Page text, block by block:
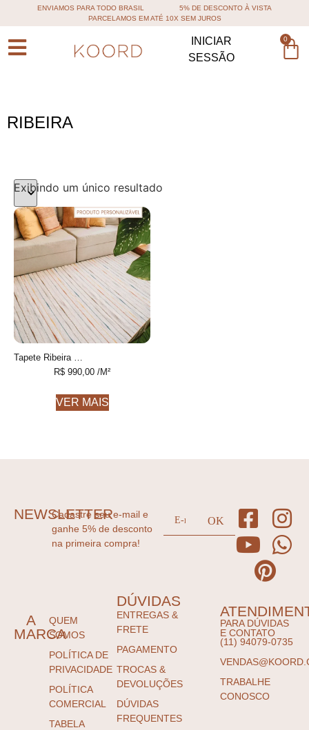
ENVIAMOS PARA TODO BRASIL
5% DE DESCONTO À VISTA
PARCELAMOS EM ATÉ 10X SEM JUROS
INICIAR
SESSÃO
0
RIBEIRA
Exibindo um único resultado
Tapete Ribeira Personalizável Listrado feito à mão, 100% algodão reciclado
R$ 990,00 /M²
VER MAIS
NEWSLETTER
Cadastre seu e-mail e
ganhe 5% de desconto
na primeira compra!
A
MARCA
QUEM
SOMOS
POLÍTICA DE
PRIVACIDADE
POLÍTICA
COMERCIAL
TABELA
DÚVIDAS
ENTREGAS &
FRETE
PAGAMENTO
TROCAS &
DEVOLUÇÕES
DÚVIDAS
FREQUENTES
PARA DÚVIDAS
E CONTATO
(11) 94079-0735
TRABALHE
CONOSCO